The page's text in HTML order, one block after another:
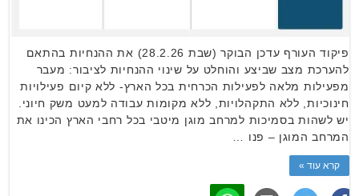
פיקוד העורף עדכן הבוקר (שבת 28.2.26) את ההנחיות בהתאם
להערכת מצב שביצע והוחלט על שינוי ההנחיות לציבור: מעבר
מפעילות מלאה לפעילות הכרחית בכל הארץ- ללא קיום פעילויות
חינוכיות, ללא התקהלויות, ללא מקומות עבודה למעט משק חיוני.
יש לשהות בסמיכות למרחב מוגן מיטבי בכל רחבי הארץ הכינו את
המרחב המוגן – פנו …
קרא עוד »